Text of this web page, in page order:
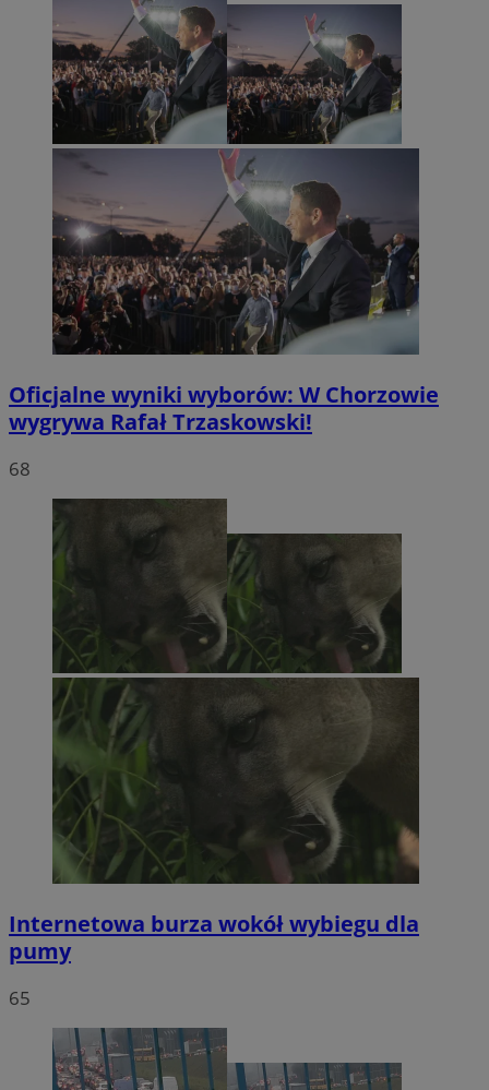
Oficjalne wyniki wyborów: W Chorzowie
wygrywa Rafał Trzaskowski!
68
Internetowa burza wokół wybiegu dla
pumy
65